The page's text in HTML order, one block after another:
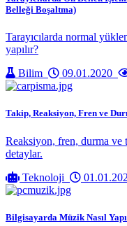
Belleği Boşaltma)
Tarayıcılarda normal
yapılır?
Bilim
09.01.2020
Takip, Reaksiyon, Fren ve
Reaksiyon, fren, durma ve
detaylar.
Teknoloji
Bilgisayarda Müzik Nasıl